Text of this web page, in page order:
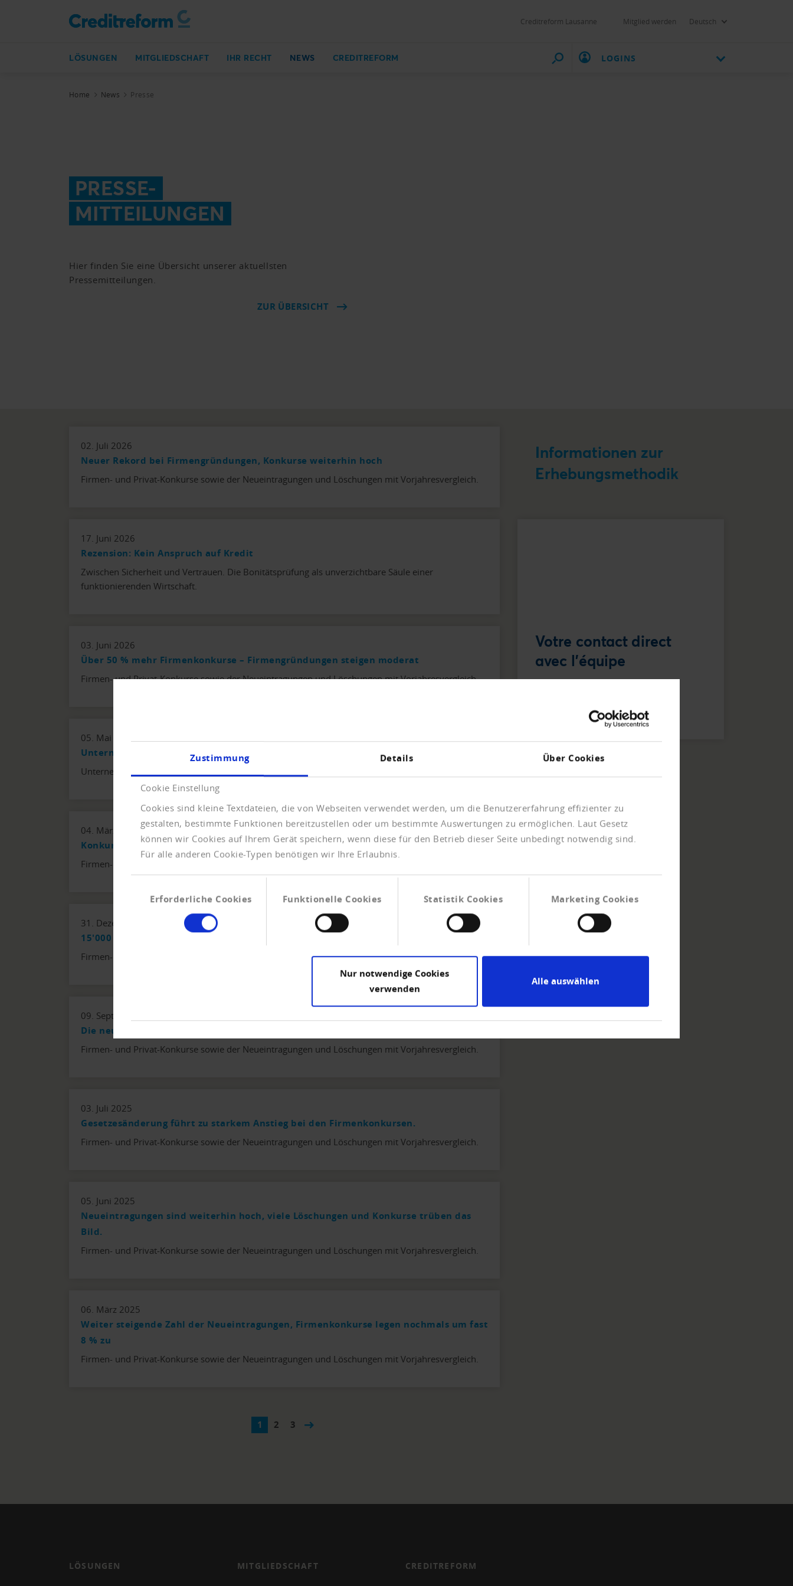
Zustimmung Details Über Cookies
Cookie Einstellung
Cookies sind kleine Textdateien, die von Webseiten verwendet werden, um die Benutzererfahrung effizienter zu
gestalten, bestimmte Funktionen bereitzustellen oder um bestimmte Auswertungen zu ermöglichen. Laut Gesetz
können wir Cookies auf Ihrem Gerät speichern, wenn diese für den Betrieb dieser Seite unbedingt notwendig sind.
Für alle anderen Cookie-Typen benötigen wir Ihre Erlaubnis.
Erforderliche Cookies Funktionelle Cookies Statistik Cookies Marketing Cookies
Nur notwendige Cookies
verwenden
Alle auswählen
Creditreform Lausanne Mitglied werden Deutsch
LÖSUNGEN MITGLIEDSCHAFT IHR RECHT NEWS CREDITREFORM LOGINS
Home News Presse
PRESSE-
MITTEILUNGEN
Hier finden Sie eine Übersicht unserer aktuellsten
Pressemitteilungen.
ZUR ÜBERSICHT
02. Juli 2026
Neuer Rekord bei Firmengründungen, Konkurse weiterhin hoch
Firmen- und Privat-Konkurse sowie der Neueintragungen und Löschungen mit Vorjahresvergleich.
17. Juni 2026
Rezension: Kein Anspruch auf Kredit
Zwischen Sicherheit und Vertrauen. Die Bonitätsprüfung als unverzichtbare Säule einer
funktionierenden Wirtschaft.
03. Juni 2026
Über 50 % mehr Firmenkonkurse – Firmengründungen steigen moderat
Firmen- und Privat-Konkurse sowie der Neueintragungen und Löschungen mit Vorjahresvergleich.
05. Mai 2026
Unternehmensinsolvenzen in Europa
Unternehmensinsolvenzen in Europa - Analyse der Creditreform Wirtschaftsforschung
04. März 2026
Konkurszahlen bleiben hoch – Firmengründungen ebenfalls
Firmen- und Privat-Konkurse sowie der Neueintragungen und Löschungen mit Vorjahresvergleich.
31. Dezember 2025
15'000 Firmenpleiten – Neuer Rekord bei Firmengründungen
Firmen- und Privat-Konkurse sowie der Neueintragungen und Löschungen mit Vorjahresvergleich.
09. September 2025
Die neue Normalität – 55 Firmenpleiten pro Werktag
Firmen- und Privat-Konkurse sowie der Neueintragungen und Löschungen mit Vorjahresvergleich.
03. Juli 2025
Gesetzesänderung führt zu starkem Anstieg bei den Firmenkonkursen.
Firmen- und Privat-Konkurse sowie der Neueintragungen und Löschungen mit Vorjahresvergleich.
05. Juni 2025
Neueintragungen sind weiterhin hoch, viele Löschungen und Konkurse trüben das
Bild.
Firmen- und Privat-Konkurse sowie der Neueintragungen und Löschungen mit Vorjahresvergleich.
06. März 2025
Weiter steigende Zahl der Neueintragungen, Firmenkonkurse legen nochmals um fast
8 % zu
Firmen- und Privat-Konkurse sowie der Neueintragungen und Löschungen mit Vorjahresvergleich.
1 2 3
Informationen zur
Erhebungsmethodik
Votre contact direct
avec l'équipe
E-Mail schreiben
LÖSUNGEN MITGLIEDSCHAFT CREDITREFORM